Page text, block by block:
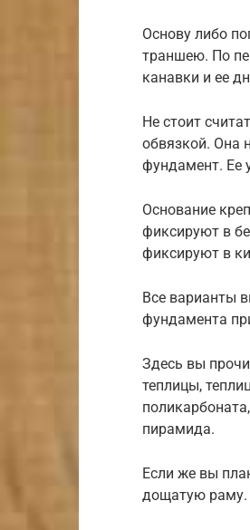
Основу либо
траншею. По
канавки и ее
Не стоит
обвязкой. Она
фундамент. Ее
Основание
фиксируют в
фиксируют в
Все варианты
фундамента
Здесь вы
теплицы,
пирамида.
Если же вы
дощатую раму.